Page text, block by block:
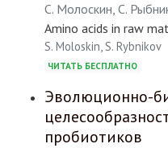
С. Молоскин, С.
Amino acids in raw
S. Moloskin, S. Rybnikov
ЧИТАТЬ БЕСПЛАТНО
Эволюционно-
пробиотиков